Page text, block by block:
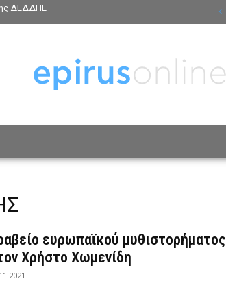
ΔΕΔΔΗΕ
ευρωπαϊκού μυθιστορήματος
Χρήστο Χωμενίδη